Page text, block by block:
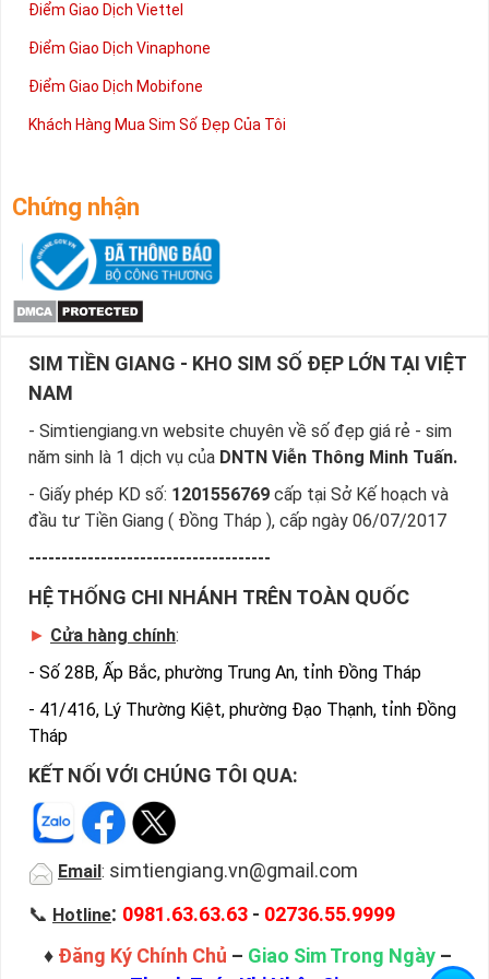
Điểm Giao Dịch Viettel
Điểm Giao Dịch Vinaphone
Điểm Giao Dịch Mobifone
Khách Hàng Mua Sim Số Đẹp Của Tôi
Chứng nhận
SIM TIỀN GIANG - KHO SIM SỐ ĐẸP LỚN TẠI VIỆT
NAM
- Simtiengiang.vn website chuyên về số đẹp giá rẻ - sim
năm sinh là 1 dịch vụ của DNTN Viễn Thông Minh Tuấn.
- Giấy phép KD số: 1201556769 cấp tại Sở Kế hoạch và
đầu tư Tiền Giang ( Đồng Tháp ), cấp ngày 06/07/2017
-------------------------------------
HỆ THỐNG CHI NHÁNH TRÊN TOÀN QUỐC
► Cửa hàng chính:
- Số 28B, Ấp Bắc, phường Trung An, tỉnh Đồng Tháp
- 41/416, Lý Thường Kiệt, phường Đạo Thạnh, tỉnh Đồng
Tháp
KẾT NỐI VỚI CHÚNG TÔI QUA:
Email : simtiengiang.vn@gmail.com
📞 Hotline: 0981.63.63.63 - 02736.55.9999
♦ Đăng Ký Chính Chủ – Giao Sim Trong Ngày –